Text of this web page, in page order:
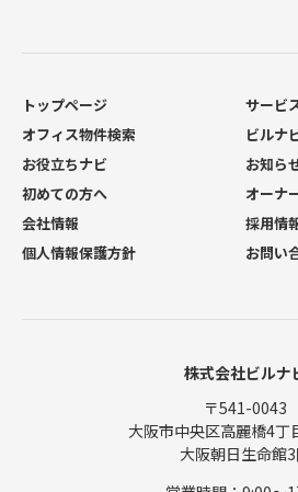
トップページ
サービ
オフィス物件検索
ビルナ
お役立ちナビ
お知ら
初めての方へ
オーナ
会社情報
採用情
個人情報保護方針
お問い
株式会社ビルナ
〒541-0043
大阪市中央区高麗橋4丁
大阪朝日生命館